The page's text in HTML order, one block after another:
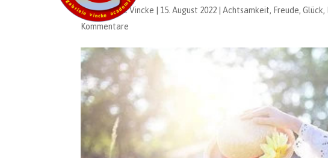
vonGabriele Vincke 15. August 2022 |Achtsamkeit, Freude,Glück,
Kommentare